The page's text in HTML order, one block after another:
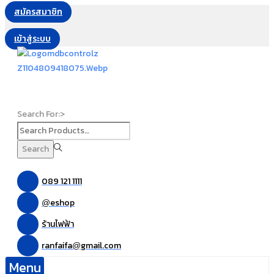
สมัครสมาชิก
เข้าสู่ระบบ
Search For:>
Search
089 121 1111
@eshop
ร้านไฟฟ้า
ranfaifa@gmail.com
Menu